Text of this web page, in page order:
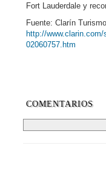
Fort Lauderdale y
Fuente: Clarín Turismo
http://
02060757.htm
COMENTARIOS